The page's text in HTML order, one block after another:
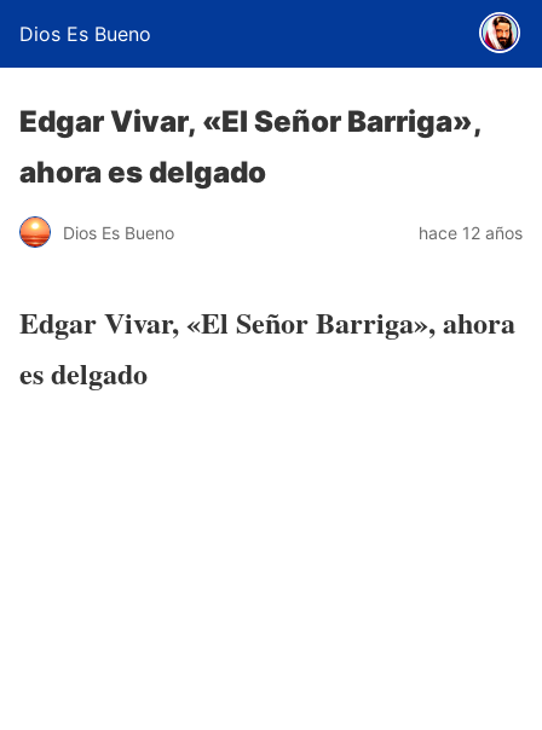
Dios Es Bueno
Edgar Vivar, «El Señor Barriga»,
ahora es delgado
Dios Es Bueno hace 12 años
Edgar Vivar, «El Señor Barriga», ahora
es delgado